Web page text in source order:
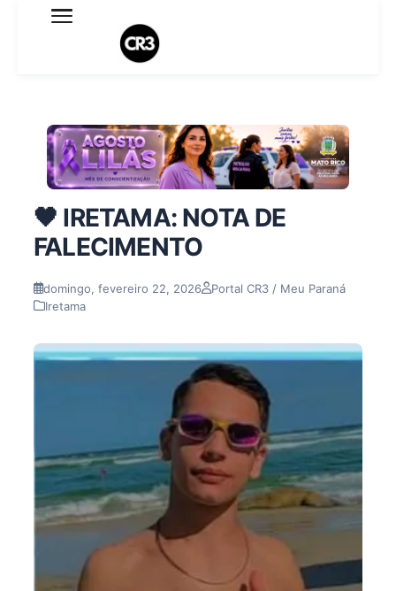
Expediente
Termo de Uso
Sobre o blog
🖤 IRETAMA: NOTA DE
FALECIMENTO
domingo, fevereiro 22, 2026
Portal CR3 / Meu Paraná
Iretama